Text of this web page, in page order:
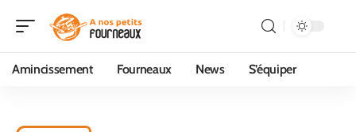
Amincissement Fourneaux News S’équiper